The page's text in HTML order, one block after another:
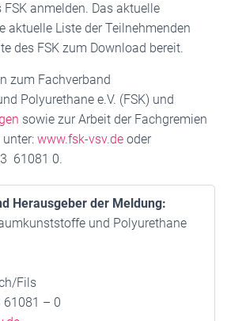
FSK anmelden. Das aktuelle
aktuelle Liste der Teilnehmenden
des FSK zum Download bereit.
zum Fachverband
Polyurethane e.V. (FSK) und
sowie zur Arbeit der Fachgremien
www.fsk-vsv.de oder
61081 0.
Herausgeber der Meldung:
und Polyurethane
Fils
61081 – 0